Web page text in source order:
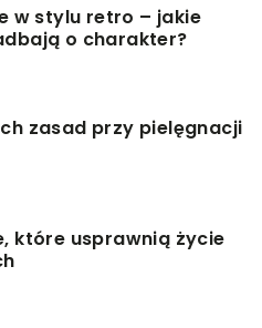
w stylu retro – jakie
o charakter?
zasad przy pielęgnacji
które usprawnią życie